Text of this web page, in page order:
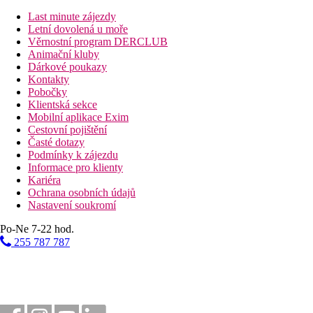
Vzdálenosti
770 km
Praha
835 km
Brno
785 km
Bratislava
Fotogalerie
Last minute zájezdy
Letní dovolená u moře
Věrnostní program DERCLUB
Animační kluby
Dárkové poukazy
Kontakty
Pobočky
Klientská sekce
Mobilní aplikace Exim
Cestovní pojištění
Časté dotazy
Podmínky k zájezdu
Informace pro klienty
Kariéra
Ochrana osobních údajů
Nastavení soukromí
Po-Ne 7-22 hod.
255 787 787